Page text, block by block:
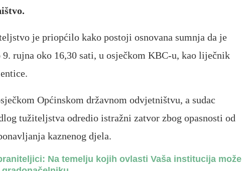
je priopćilo kako postoji osnovana sumnja da je
rujna oko 16,30 sati, u osječkom KBC-u, kao liječnik
Općinskom državnom odvjetništvu, a sudac
tužiteljstva odredio istražni zatvor zbog opasnosti od
kaznenog djela.
Na temelju kojih ovlasti Vaša institucija može